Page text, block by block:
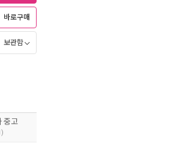
바로구매
보관함
중고